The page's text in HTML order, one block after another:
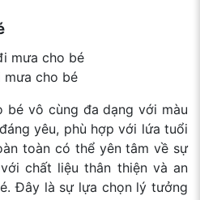
mưa cho bé
bé vô cùng đa dạng với màu
yêu, phù hợp với lứa tuổi
toàn có thể yên tâm về sự
chất liệu thân thiện và an
Đây là sự lựa chọn lý tưởng